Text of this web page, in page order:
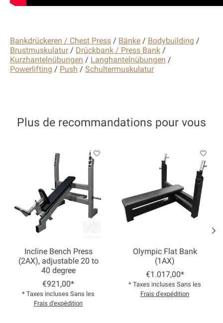
Bankdrückeren / Chest Press / Bänke / Bodybuilding /
Brustmuskulatur/ Drückbank / Press Bank /
Kurzhantelnübungen / Langhantelnübungen /
Powerlifting / Push / Schultermuskulatur
Plus de recommandations pour vous
Articles du carrousel de produits
Incline Bench Press
(2AX), adjustable 20 to
40 degree
€921,00*
* Taxes incluses Sans les
Frais d'expédition
Olympic Flat Bank
(1AX)
€1.017,00*
* Taxes incluses Sans les
Frais d'expédition